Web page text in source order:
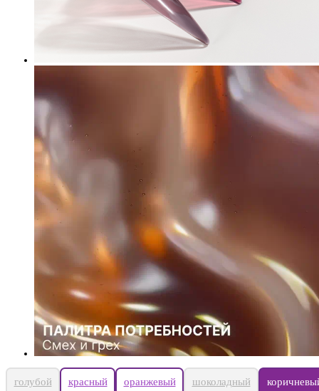
голубой красный оранжевый шоколадный